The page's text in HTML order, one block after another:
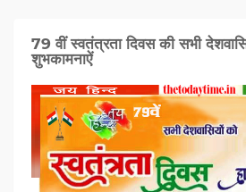
79 वीं स्वतंत्रता दिवस की सभी
शुभकामनाऐं